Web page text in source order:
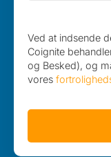
Ved at indsende
Coignite
og Besked), og
vores